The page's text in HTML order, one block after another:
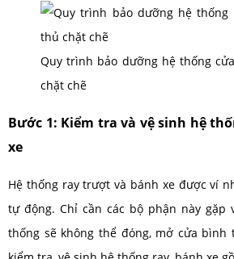
Quy trình bảo dưỡng hệ thống
chặt chẽ
Bước 1: Kiểm tra và vệ sinh hệ
xe
Hệ thống ray trượt và bánh xe được ví
tự động. Chỉ cần các bộ phận này
thống sẽ không thể đóng, mở cửa bình